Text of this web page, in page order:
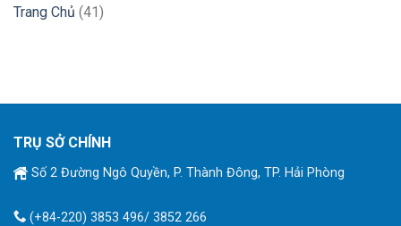
Trang Chủ (41)
TRỤ SỞ CHÍNH
Số 2 Đường Ngô Quyền, P. Thành Đông, TP. Hải Phòng
(+84-220) 3853 496/ 3852 266